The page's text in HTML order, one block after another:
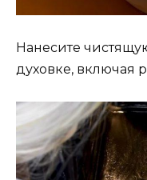
Нанесите
духовке, включая